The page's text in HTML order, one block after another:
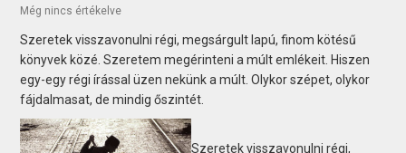
Még nincs értékelve
Szeretek visszavonulni régi, megsárgult lapú, finom kötésű
könyvek közé. Szeretem megérinteni a múlt emlékeit. Hiszen
egy-egy régi írással üzen nekünk a múlt. Olykor szépet, olykor
fájdalmasat, de mindig őszintét.
Szeretek visszavonulni régi,